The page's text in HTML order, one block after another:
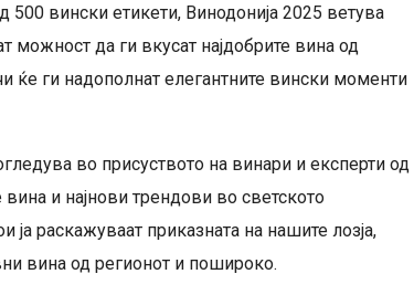
вински етикети, Винодонија 2025 ветува
можност да ги вкусат најдобрите вина од
ќе ги надополнат елегантните вински моменти
во присуството на винари и експерти од
вина и најнови трендови во светското
раскажуваат приказната на нашите лозја,
вина од регионот и пошироко.